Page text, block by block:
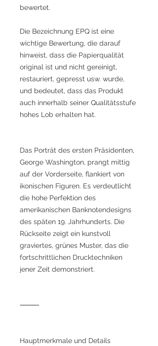
bewertet.
Die Bezeichnung EPQ ist eine
wichtige Bewertung, die darauf
hinweist, dass die Papierqualität
original ist und nicht gereinigt,
restauriert, gepresst usw. wurde,
und bedeutet, dass das Produkt
auch innerhalb seiner Qualitätsstufe
hohes Lob erhalten hat.
Das Porträt des ersten Präsidenten,
George Washington, prangt mittig
auf der Vorderseite, flankiert von
ikonischen Figuren. Es verdeutlicht
die hohe Perfektion des
amerikanischen Banknotendesigns
des späten 19. Jahrhunderts. Die
Rückseite zeigt ein kunstvoll
graviertes, grünes Muster, das die
fortschrittlichen Drucktechniken
jener Zeit demonstriert.
⸻
Hauptmerkmale und Details